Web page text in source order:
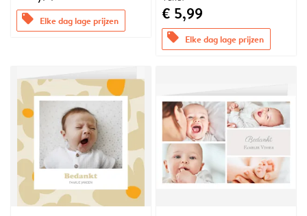
offers Elke dag lage prijzen € 5,99
offers Elke dag lage prijzen